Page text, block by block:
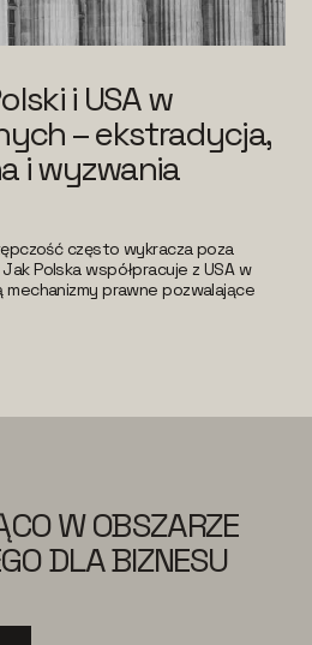
i USA w
– ekstradycja,
i wyzwania
często wykracza poza
Polska współpracuje z USA w
prawne pozwalające
W OBSZARZE
DLA BIZNESU